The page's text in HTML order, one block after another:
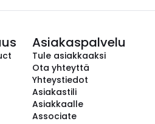
Asiakaspalvelu
Tule asiakkaaksi
Ota yhteyttä
Yhteystiedot
Asiakastili
Asiakkaalle
Associate